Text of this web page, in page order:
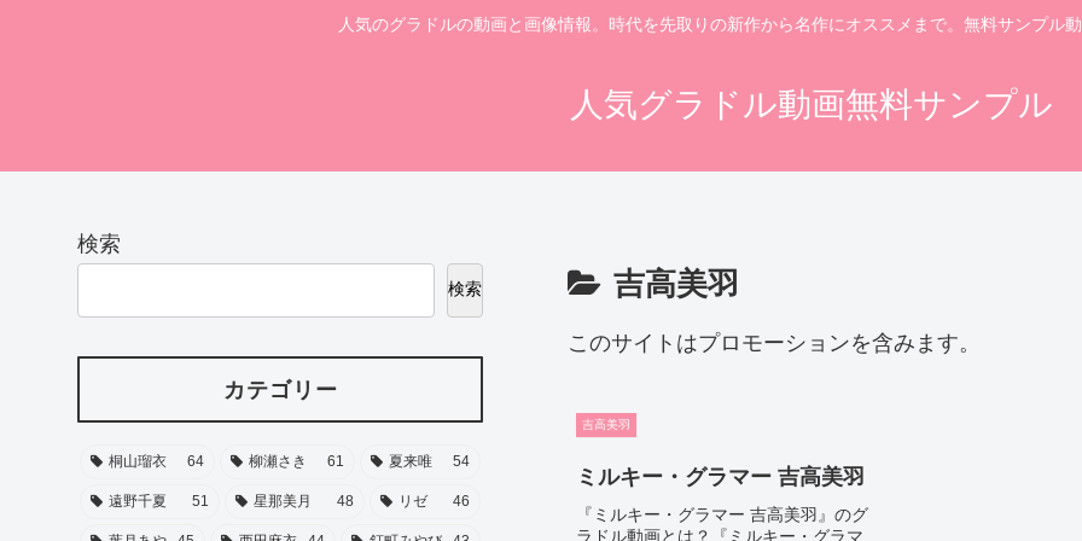
人気のグラドルの動画と画像情報。時代を先取りの新作から名作にオススメまで。無料サンプル
人気グラドル動画無料サンプル
吉高美羽
このサイトはプロモーションを含みます。
吉高美羽
ミルキー・グラマー 吉高美羽
『ミルキー・グラマー 吉高美羽』のグ
ラドル動画とは？『ミルキー・グラマ
検索
検索
カテゴリー
桐山瑠衣 64 柳瀬さき 61 夏来唯 54
遠野千夏 51 星那美月 48 リゼ 46